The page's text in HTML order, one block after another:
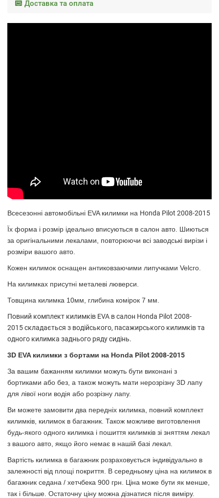
Доставка та оплата
Всесезонні автомобільні EVA килимки на Honda Pilot 2008-2015
Їх форма і розмір ідеально вписуються в салон авто. Шиються
за оригінальними лекалами, повторюючи всі заводські вирізи і
розміри вашого авто.
Кожен килимок оснащен антиковзаючими липучками Velcro.
На килимках присутні металевi люверси.
Товщина килимка 10мм, глибина комірок 7 мм.
Повний комплект килимків EVA в салон Honda Pilot 2008-
2015складається з водійського, пасажирського килимків та
одного килимка заднього ряду сидінь.
3D EVA килимки з бортами на Honda Pilot 2008-2015
За вашим бажанням килимки можуть бути виконані з
бортиками або без, а також можуть мати нерозрізну 3D лапу
для лівої ноги водія або розрізну лапу.
Ви можете замовити два передніх килимка, повний комплект
килимків, килимок в багажник. Також можливе виготовлення
будь-якого одного килимка і пошиття килимків зі зняттям лекал
з вашого авто, якщо його немає в нашій базі лекал.
Вартість килимка в багажник розраховується індивідуально в
залежності від площі покриття. В середньому ціна на килимок в
багажник седана / хетчбека 900 грн. Ціна може бути як менше,
так і більше. Остаточну ціну можна дізнатися після виміру.